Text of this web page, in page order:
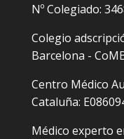
Nº Colegiado:
Colegio
Barcelona -
Centro Médico
Cataluña:
Médico experto